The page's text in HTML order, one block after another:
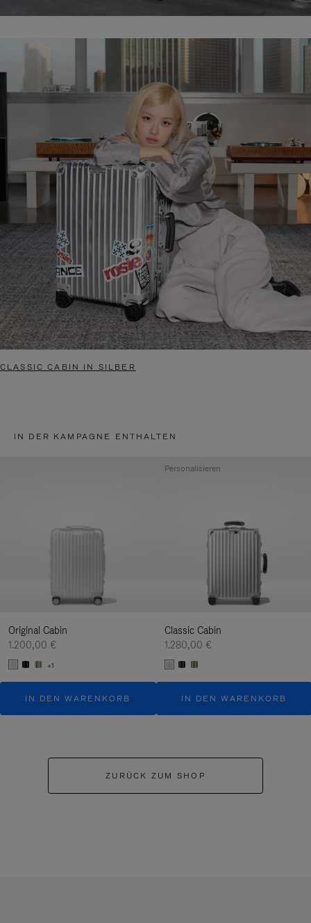
CLASSIC CABIN IN SILBER
IN DER KAMPAGNE ENTHALTEN
Original Cabin
1.200,00 €
+1
IN DEN WARENKORB
Classic Cabin
1.280,00 €
IN DEN WARENKORB
Personalisieren
ZURÜCK ZUM SHOP